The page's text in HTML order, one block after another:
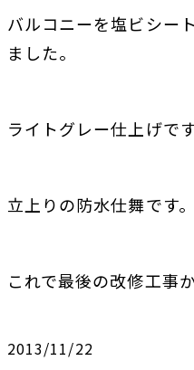
バルコニーを塩ビシー
ました。
ライトグレー仕上げです
立上りの防水仕舞です。
これで最後の改修工事
2013/11/22